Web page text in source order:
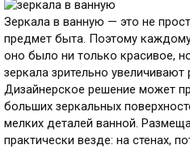
Зеркала в ванную — это не
предмет быта. Поэтому
оно было ни только красивое,
зеркала зрительно
Дизайнерское решение может
больших зеркальных
мелких деталей ванной.
практически везде: на стенах,